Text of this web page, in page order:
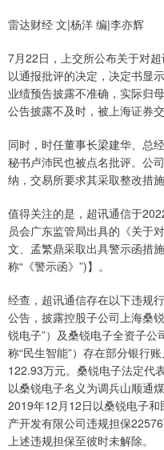
雷达财经 文|杨洋 编|李亦辉
7月22日，上交所公布关于对
以通报批评的决定，决定书显
业绩预告披露不准确，实际归
公告披露不及时，被上海证券
同时，时任董事长梁建华、总
秘书卢沛民也被点名批评。公
纳，交易所要求其采取整改措
值得关注的是，超讯通信于
员会广东监管局出具的《关于
文、孟繁鼎采取出具警示函措
称“《警示函》”)】。
经查，超讯通信存在以下违规
公告，披露控股子公司上海桑
锐电子”）及桑锐电子全资子
称“民生智能”）存在部分银行
122.93万元。桑锐电子法定代
以桑锐电子名义为调兵山顺通
2019年12月12日以桑锐电子
产开发有限公司违规担保
上述违规担保至彼时未解除。